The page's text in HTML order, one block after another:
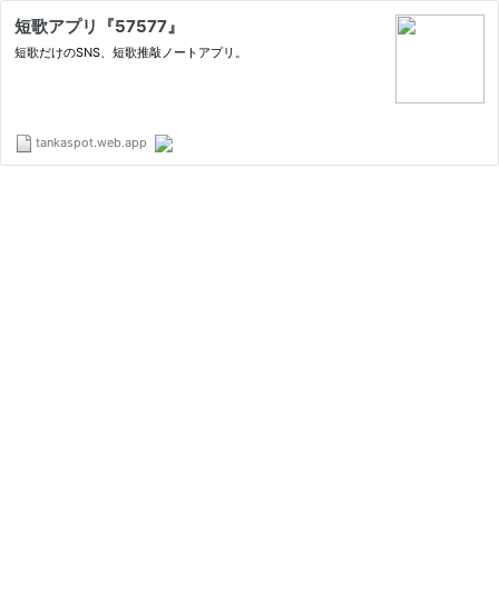
短歌アプリ『57577』
短歌だけのSNS、短歌推敲ノートアプリ。
tankaspot.web.app